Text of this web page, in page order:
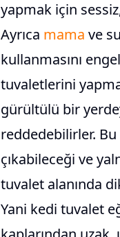
yapmak için
Ayrıca mama ve
kullanmasını
tuvaletlerini
gürültülü bir
reddedebilirler.
çıkabileceği ve
tuvalet alanında
Yani kedi tuvalet